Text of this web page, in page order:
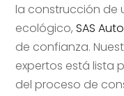
la construcción de
ecológico,SAS
de confianza.
expertos está lista
del proceso de